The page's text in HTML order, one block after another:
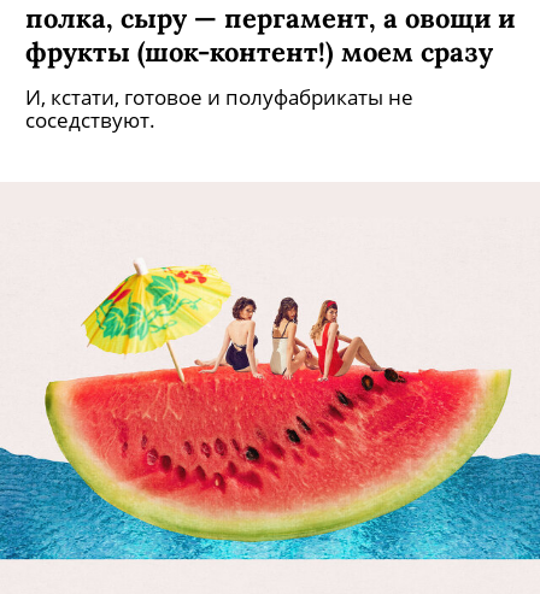
Как правильно хранить продукты в
холодильнике? Яйцам — отдельная
полка, сыру — пергамент, а овощи и
фрукты (шок-контент!) моем сразу